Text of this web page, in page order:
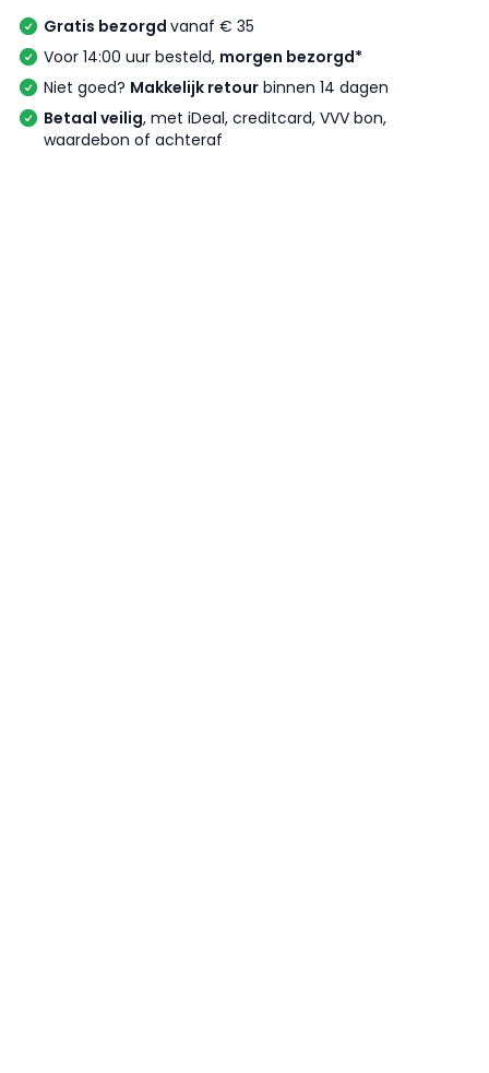
Gratis bezorgd vanaf € 35
Voor 14:00 uur besteld, morgen bezorgd*
Niet goed? Makkelijk retour binnen 14 dagen
Betaal veilig, met iDeal, creditcard, VVV bon,
waardebon of achteraf